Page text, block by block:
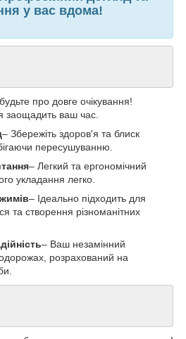
у вас вдома!
про довге очікування!
заощадить ваш час.
– Збережіть здоров'я та блиск
пересушуванню.
– Легкий та ергономічний
укладання легко.
– Ідеально підходить для
та створення різноманітних
– Ваш незамінний
розрахований на